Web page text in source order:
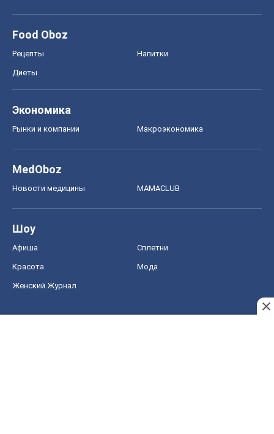
Food Oboz
Рецепты Напитки
Диеты
Экономика
Рынки и компании Mакроэкономика
MedOboz
Новости медицины MAMACLUB
Шоу
Афиша Сплетни
Красота Мода
Женский Журнал